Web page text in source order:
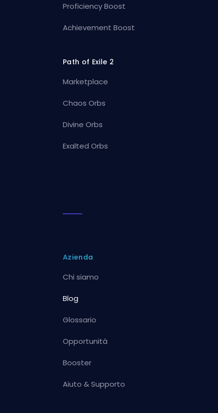
Proficiency Boost
Achievement Boost
Path of Exile 2
Marketplace
Chaos Orbs
Divine Orbs
Exalted Orbs
Azienda
Chi siamo
Blog
Glossario
Opportunità
Booster
Aiuto & Supporto